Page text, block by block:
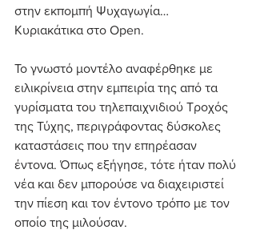
στην εκπομπή Ψυχαγωγία…
Κυριακάτικα στο Open.
Το γνωστό μοντέλο αναφέρθηκε με
ειλικρίνεια στην εμπειρία της από τα
γυρίσματα του τηλεπαιχνιδιού Τροχός
της Τύχης, περιγράφοντας δύσκολες
καταστάσεις που την επηρέασαν
έντονα. Όπως εξήγησε, τότε ήταν πολύ
νέα και δεν μπορούσε να διαχειριστεί
την πίεση και τον έντονο τρόπο με τον
οποίο της μιλούσαν.